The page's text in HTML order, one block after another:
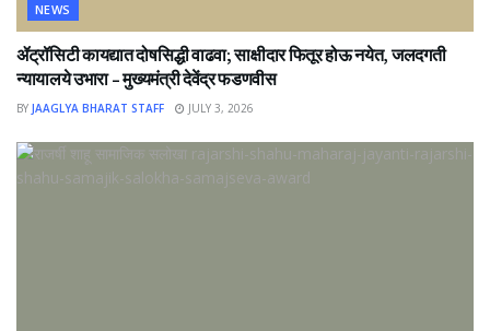
NEWS
ॲट्रॉसिटी कायद्यात दोषसिद्धी वाढवा; साक्षीदार फितूर होऊ नयेत, जलदगती
न्यायालये उभारा – मुख्यमंत्री देवेंद्र फडणवीस
BY JAAGLYA BHARAT STAFF JULY 3, 2026